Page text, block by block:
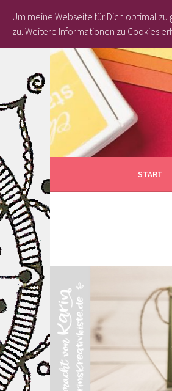
Springe
Inhalt
START
Um meine Webseite für Dich optimal
zu. Weitere Informationen zu Cookies